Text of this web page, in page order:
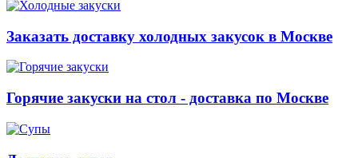
Заказать доставку холодных закусок в Москве
Горячие закуски на стол - доставка по Москве